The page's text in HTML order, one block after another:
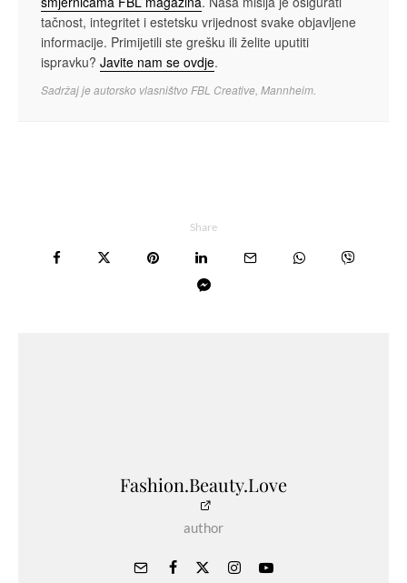
tačnost, integritet i estetsku vrijednost svake objavljene
informacije. Primijetili ste grešku ili želite uputiti
ispravku? Javite nam se ovdje.
Sadržaj je autorsko vlasništvo FBL Creative, Mannheim.
Share
Fashion.Beauty.Love
author